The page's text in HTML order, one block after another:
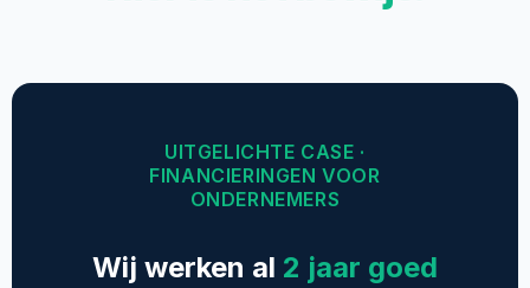
UITGELICHTE CASE ·
FINANCIERINGEN VOOR
ONDERNEMERS
Wij werken al 2 jaar goed